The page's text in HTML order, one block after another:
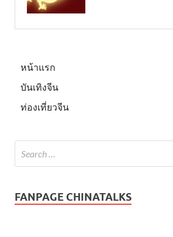
หน้าแรก
บันเทิงจีน
ท่องเที่ยวจีน
FANPAGE CHINATALKS